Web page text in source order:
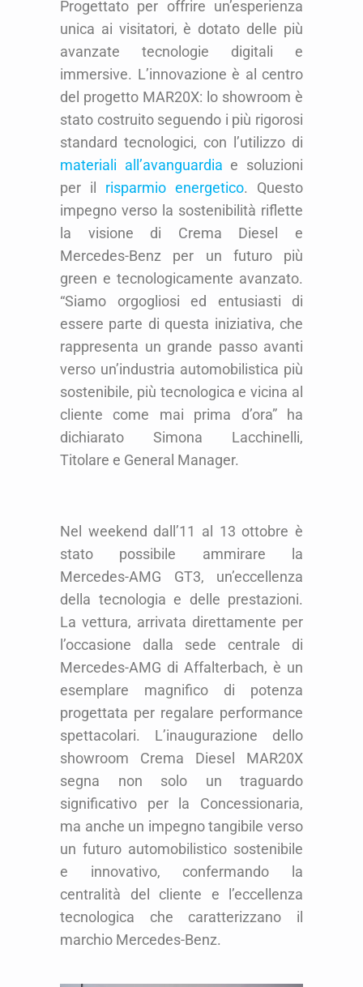
Progettato per offrire un’esperienza
unica ai visitatori, è dotato delle più
avanzate tecnologie digitali e
immersive. L’innovazione è al centro
del progetto MAR20X: lo showroom è
stato costruito seguendo i più rigorosi
standard tecnologici, con l’utilizzo di
materiali all’avanguardia e soluzioni
per il risparmio energetico. Questo
impegno verso la sostenibilità riflette
la visione di Crema Diesel e
Mercedes-Benz per un futuro più
green e tecnologicamente avanzato.
“Siamo orgogliosi ed entusiasti di
essere parte di questa iniziativa, che
rappresenta un grande passo avanti
verso un’industria automobilistica più
sostenibile, più tecnologica e vicina al
cliente come mai prima d’ora” ha
dichiarato Simona Lacchinelli,
Titolare e General Manager.
Nel weekend dall’11 al 13 ottobre è
stato possibile ammirare la
Mercedes-AMG GT3, un’eccellenza
della tecnologia e delle prestazioni.
La vettura, arrivata direttamente per
l’occasione dalla sede centrale di
Mercedes-AMG di Affalterbach, è un
esemplare magnifico di potenza
progettata per regalare performance
spettacolari. L’inaugurazione dello
showroom Crema Diesel MAR20X
segna non solo un traguardo
significativo per la Concessionaria,
ma anche un impegno tangibile verso
un futuro automobilistico sostenibile
e innovativo, confermando la
centralità del cliente e l’eccellenza
tecnologica che caratterizzano il
marchio Mercedes-Benz.